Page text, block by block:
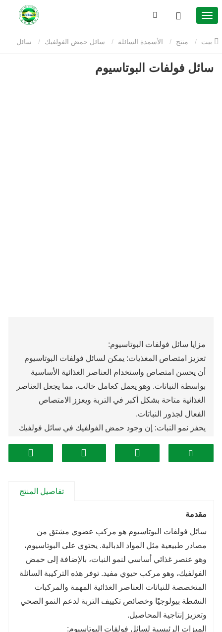
منتج الأسمدة السائلة سائل حمض الفولفيك سائل
فولفات البوتاسيوم
سائل فولفات البوتاسيوم
مزايا سائل فولفات البوتاسيوم:
تعزيز امتصاص المغذيات: يمكن لسائل فولفات البوتاسيوم
أن يحسن امتصاص واستخدام العناصر الغذائية الأساسية
بواسطة النباتات. وهو يعمل كعامل خالب، مما يجعل العناصر
الغذائية متاحة بشكل أكبر في التربة ويعزز الامتصاص
الفعال لجذور النباتات.
يحفز نمو النبات: إن وجود حمض الفولفيك في سائل فولفيك
ونموه. وهذا يؤدي إلى زيادة نمو الجذور، وتحسين الإزهار،
تحسين بنية التربة عن طريق تعزيز التجميع وزيادة النشاط
الميكروبي. وهذا يعزز خصوبة التربة، واحتباس الماء، وتوافر
توازن الرقم الهيدروجيني: يمكن لسائل فولفات البوتاسيوم
أن يساعد في توازن مستويات الرقم الهيدروجيني للتربة،
مما يجعلها أكثر ملاءمة لنمو النبات. يمكنه تحييد التربة
الحمضية أو القلوية، مما يخلق نطاق درجة حموضة أكثر
مثالية لتوافر العناصر الغذائية وامتصاصها.
تحمل الإجهاد: من خلال تزويد النباتات بالعناصر الغذائية
الأساسية وتعزيز النمو الصحي، يمكن أن يساعد سائل
تفاصيل المنتج
مقدمة
سائل فولفات البوتاسيوم هو مركب عضوي مشتق من
مصادر طبيعية مثل المواد الدبالية. يحتوي على البوتاسيوم،
وهو عنصر غذائي أساسي لنمو النبات، بالإضافة إلى حمض
الفولفيك، وهو مركب حيوي مفيد. توفر هذه التركيبة السائلة
المتخصصة للنباتات العناصر الغذائية المهمة والمركبات
النشطة بيولوجيًا وخصائص تكييف التربة لدعم النمو الصحي
وتعزيز إنتاجية المحاصيل.
الميزات الرئيسية لسائل فولفات البوتاسيوم: